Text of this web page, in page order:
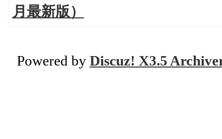
月最新版）
Powered by Discuz! X3.5